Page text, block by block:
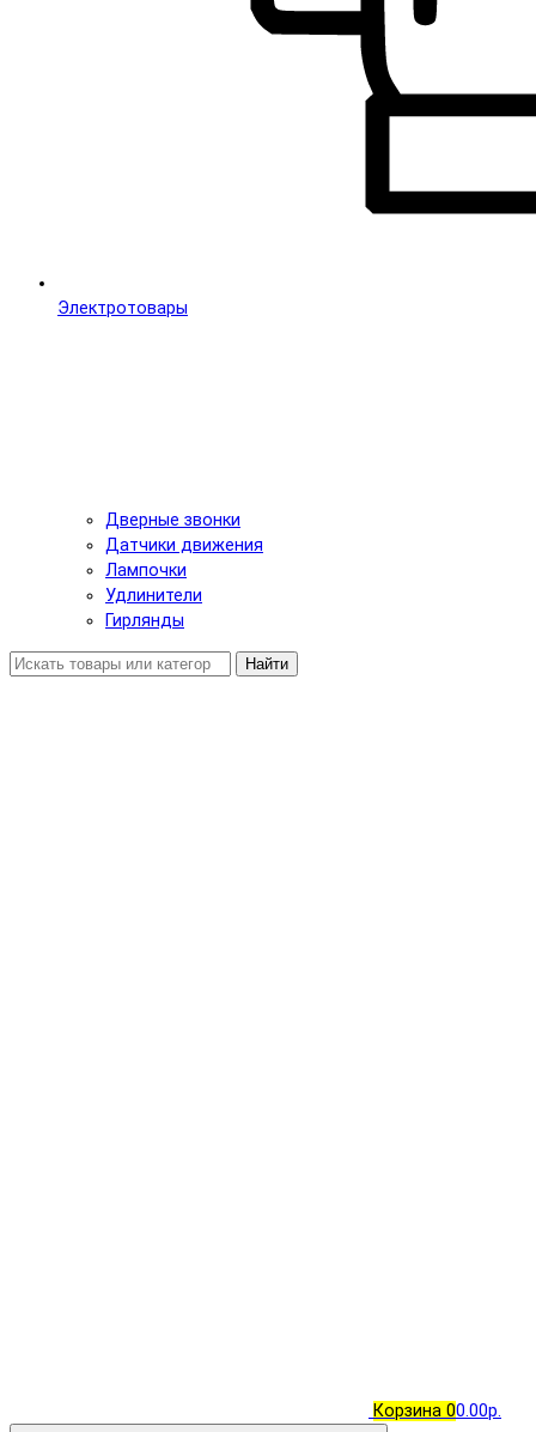
Электротовары
Дверные звонки
Датчики движения
Лампочки
Удлинители
Гирлянды
Найти
Корзина 00.00р.